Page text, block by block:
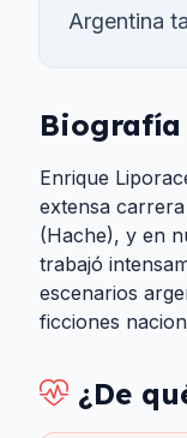
Argentina
Biografía
Enrique
extensa
(Hache), y en
trabajó
escenarios
ficciones
¿De